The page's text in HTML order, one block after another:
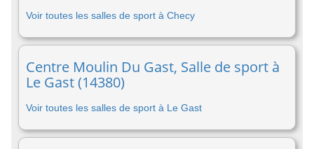
Voir toutes les salles de sport à Checy
Centre Moulin Du Gast, Salle de sport à
Le Gast (14380)
Voir toutes les salles de sport à Le Gast